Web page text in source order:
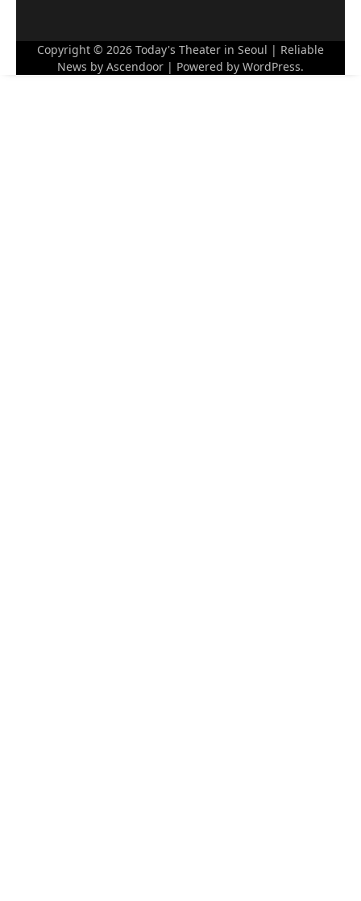
Copyright © 2026 Today's Theater in Seoul | Reliable
News by Ascendoor | Powered by WordPress.